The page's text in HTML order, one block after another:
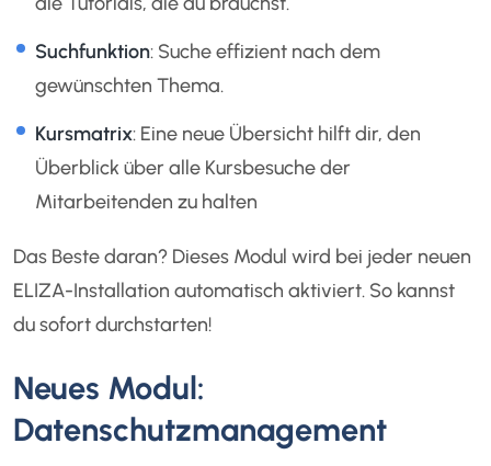
Suchfunktion: Suche effizient nach dem
gewünschten Thema.
Kursmatrix: Eine neue Übersicht hilft dir, den
Überblick über alle Kursbesuche der
Mitarbeitenden zu halten
Das Beste daran? Dieses Modul wird bei jeder neuen
ELIZA-Installation automatisch aktiviert. So kannst
du sofort durchstarten!
Neues Modul:
Datenschutzmanagement